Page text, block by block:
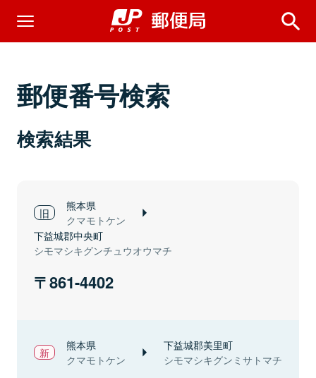
郵便番号検索
検索結果
熊本県
クマモトケン
下益城郡中央町
シモマシキグンチュウオウマチ
861-4402
熊本県
クマモトケン
下益城郡美里町
シモマシキグンミサトマチ